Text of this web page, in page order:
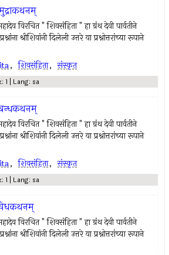
विरचित " शिवसंहिता " हा ग्रंथ देवी पार्वतीने
श्रीशिवांनी दिलेली उत्तरे या प्रश्नोत्तरांच्या रूपाने
, शिवसंहिता, संस्कृत
1 | Lang: sa
विरचित " शिवसंहिता " हा ग्रंथ देवी पार्वतीने
श्रीशिवांनी दिलेली उत्तरे या प्रश्नोत्तरांच्या रूपाने
, शिवसंहिता, संस्कृत
1 | Lang: sa
विरचित " शिवसंहिता " हा ग्रंथ देवी पार्वतीने
श्रीशिवांनी दिलेली उत्तरे या प्रश्नोत्तरांच्या रूपाने